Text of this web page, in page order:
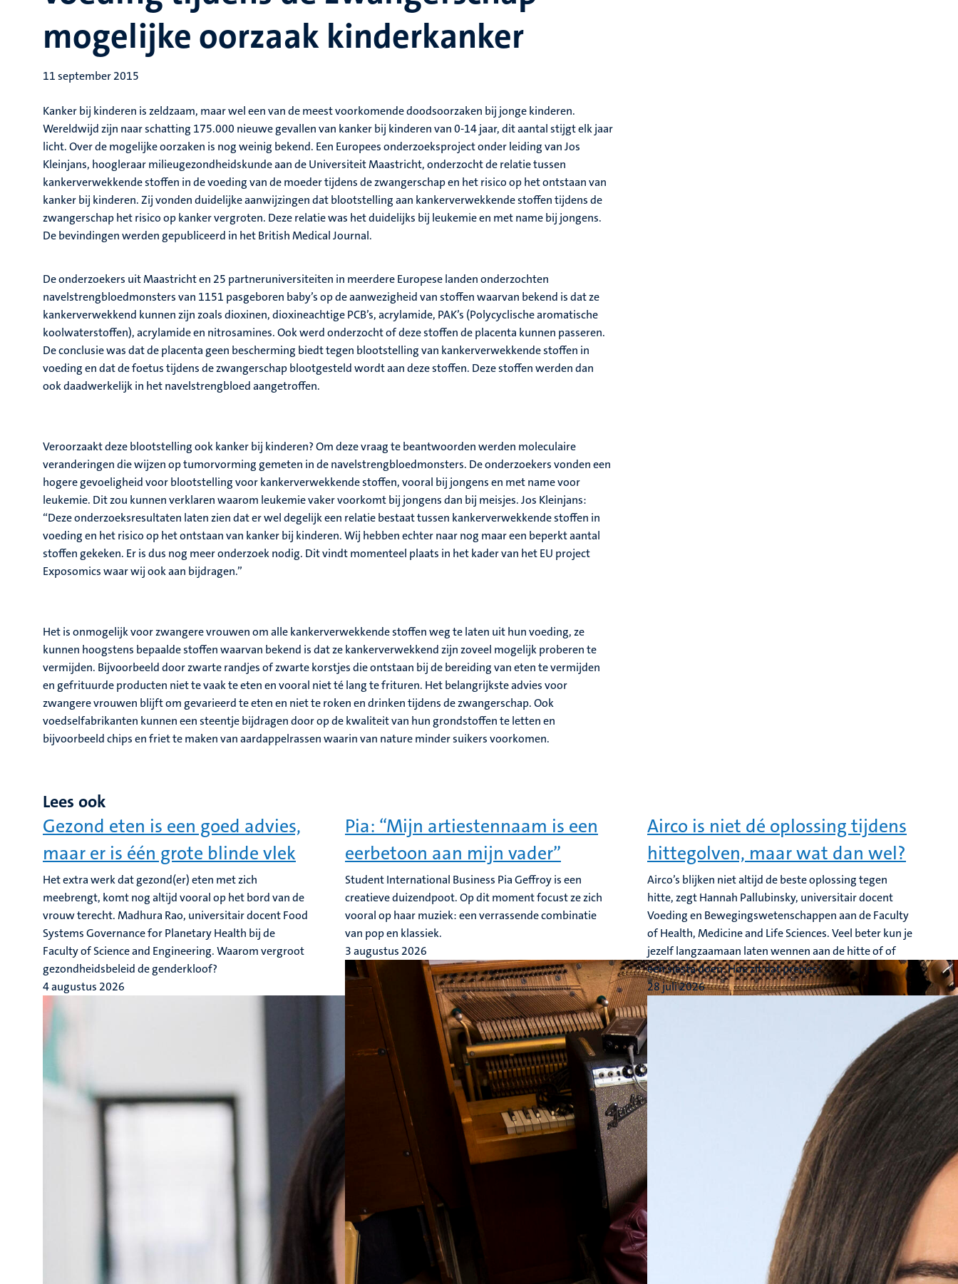
mogelijke oorzaak kinderkanker
11 september 2015
Kanker bij kinderen is zeldzaam, maar wel een van de meest voorkomende doodsoorzaken bij jonge kinderen.
Wereldwijd zijn naar schatting 175.000 nieuwe gevallen van kanker bij kinderen van 0-14 jaar, dit aantal stijgt elk jaar
licht. Over de mogelijke oorzaken is nog weinig bekend. Een Europees onderzoeksproject onder leiding van Jos
Kleinjans, hoogleraar milieugezondheidskunde aan de Universiteit Maastricht, onderzocht de relatie tussen
kankerverwekkende stoffen in de voeding van de moeder tijdens de zwangerschap en het risico op het ontstaan van
kanker bij kinderen. Zij vonden duidelijke aanwijzingen dat blootstelling aan kankerverwekkende stoffen tijdens de
zwangerschap het risico op kanker vergroten. Deze relatie was het duidelijks bij leukemie en met name bij jongens.
De bevindingen werden gepubliceerd in het British Medical Journal.
De onderzoekers uit Maastricht en 25 partneruniversiteiten in meerdere Europese landen onderzochten
navelstrengbloedmonsters van 1151 pasgeboren baby’s op de aanwezigheid van stoffen waarvan bekend is dat ze
kankerverwekkend kunnen zijn zoals dioxinen, dioxineachtige PCB’s, acrylamide, PAK’s (Polycyclische aromatische
koolwaterstoffen), acrylamide en nitrosamines. Ook werd onderzocht of deze stoffen de placenta kunnen passeren.
De conclusie was dat de placenta geen bescherming biedt tegen blootstelling van kankerverwekkende stoffen in
voeding en dat de foetus tijdens de zwangerschap blootgesteld wordt aan deze stoffen. Deze stoffen werden dan
ook daadwerkelijk in het navelstrengbloed aangetroffen.
Veroorzaakt deze blootstelling ook kanker bij kinderen? Om deze vraag te beantwoorden werden moleculaire
veranderingen die wijzen op tumorvorming gemeten in de navelstrengbloedmonsters. De onderzoekers vonden een
hogere gevoeligheid voor blootstelling voor kankerverwekkende stoffen, vooral bij jongens en met name voor
leukemie. Dit zou kunnen verklaren waarom leukemie vaker voorkomt bij jongens dan bij meisjes. Jos Kleinjans:
“Deze onderzoeksresultaten laten zien dat er wel degelijk een relatie bestaat tussen kankerverwekkende stoffen in
voeding en het risico op het ontstaan van kanker bij kinderen. Wij hebben echter naar nog maar een beperkt aantal
stoffen gekeken. Er is dus nog meer onderzoek nodig. Dit vindt momenteel plaats in het kader van het EU project
Exposomics waar wij ook aan bijdragen.”
Het is onmogelijk voor zwangere vrouwen om alle kankerverwekkende stoffen weg te laten uit hun voeding, ze
kunnen hoogstens bepaalde stoffen waarvan bekend is dat ze kankerverwekkend zijn zoveel mogelijk proberen te
vermijden. Bijvoorbeeld door zwarte randjes of zwarte korstjes die ontstaan bij de bereiding van eten te vermijden
en gefrituurde producten niet te vaak te eten en vooral niet té lang te frituren. Het belangrijkste advies voor
zwangere vrouwen blijft om gevarieerd te eten en niet te roken en drinken tijdens de zwangerschap. Ook
voedselfabrikanten kunnen een steentje bijdragen door op de kwaliteit van hun grondstoffen te letten en
bijvoorbeeld chips en friet te maken van aardappelrassen waarin van nature minder suikers voorkomen.
Lees ook
Gezond eten is een goed advies,
maar er is één grote blinde vlek
Het extra werk dat gezond(er) eten met zich
meebrengt, komt nog altijd vooral op het bord van de
vrouw terecht. Madhura Rao, universitair docent Food
Systems Governance for Planetary Health bij de
Faculty of Science and Engineering. Waarom vergroot
gezondheidsbeleid de genderkloof?
4 augustus 2026
Pia: “Mijn artiestennaam is een
eerbetoon aan mijn vader”
Student International Business Pia Geffroy is een
creatieve duizendpoot. Op dit moment focust ze zich
vooral op haar muziek: een verrassende combinatie
van pop en klassiek.
3 augustus 2026
Airco is niet dé oplossing tijdens
hittegolven, maar wat dan wel?
Airco’s blijken niet altijd de beste oplossing tegen
hitte, zegt Hannah Pallubinsky, universitair docent
Voeding en Bewegingswetenschappen aan de Faculty
of Health, Medicine and Life Sciences. Veel beter kun je
jezelf langzaamaan laten wennen aan de hitte of of
een siësta doen. Hoe zit dat precies?
28 juli 2026